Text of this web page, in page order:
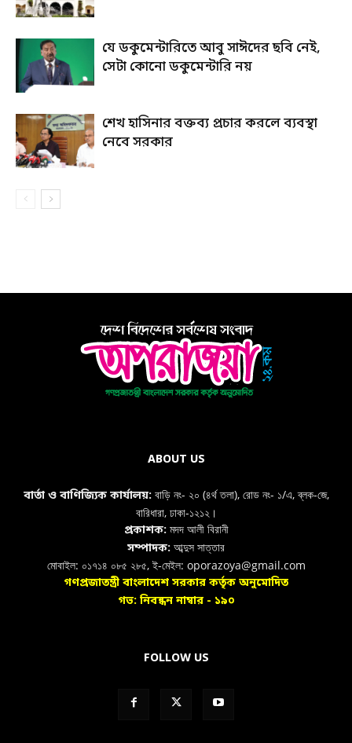
যে ডকুমেন্টারিতে আবু সাঈদের ছবি নেই,
সেটা কোনো ডকুমেন্টারি নয়
শেখ হাসিনার বক্তব্য প্রচার করলে ব্যবস্থা
নেবে সরকার
ABOUT US
বার্তা ও বাণিজ্যিক কার্যালয়: বাড়ি নং- ২০ (৪র্থ তলা), রোড নং- ১/এ, ব্লক-জে,
বারিধারা, ঢাকা-১২১২।
প্রকাশক:মদদ আলী বিরানী
সম্পাদক: আব্দুস সাত্তার
মোবাইল: ০১৭১৪ ০৮৫ ২৮৫, ই-মেইল: oporazoya@gmail.com
গণপ্রজাতন্ত্রী বাংলাদেশ সরকার কর্তৃক অনুমোদিত
গভ: নিবন্ধন নাম্বার - ১৯০
FOLLOW US